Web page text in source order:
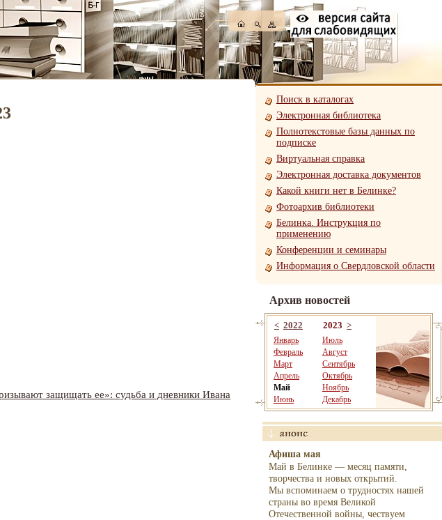
защищать ее»: судьба и дневники Ивана
Поиск в каталогах
Электронная библиотека
Полнотекстовые базы данных по
подписке
Виртуальная справка
Электронная доставка документов
Какой книги нет в Белинке?
Фотоархив библиотеки
Белинка. Инструкция по
применению
Конференции и семинары
Информация о Свердловской области
Архив новостей
< 2022 2023 >
Январь
Июль
Февраль
Август
Март
Сентябрь
Апрель
Октябрь
Май
Ноябрь
Июнь
Декабрь
Афиша мая
Май в Белинке — месяц памяти,
творчества и новых открытий.
Мы вспоминаем о трудностях нашей
страны во время Великой
Отечественной войны, чествуем